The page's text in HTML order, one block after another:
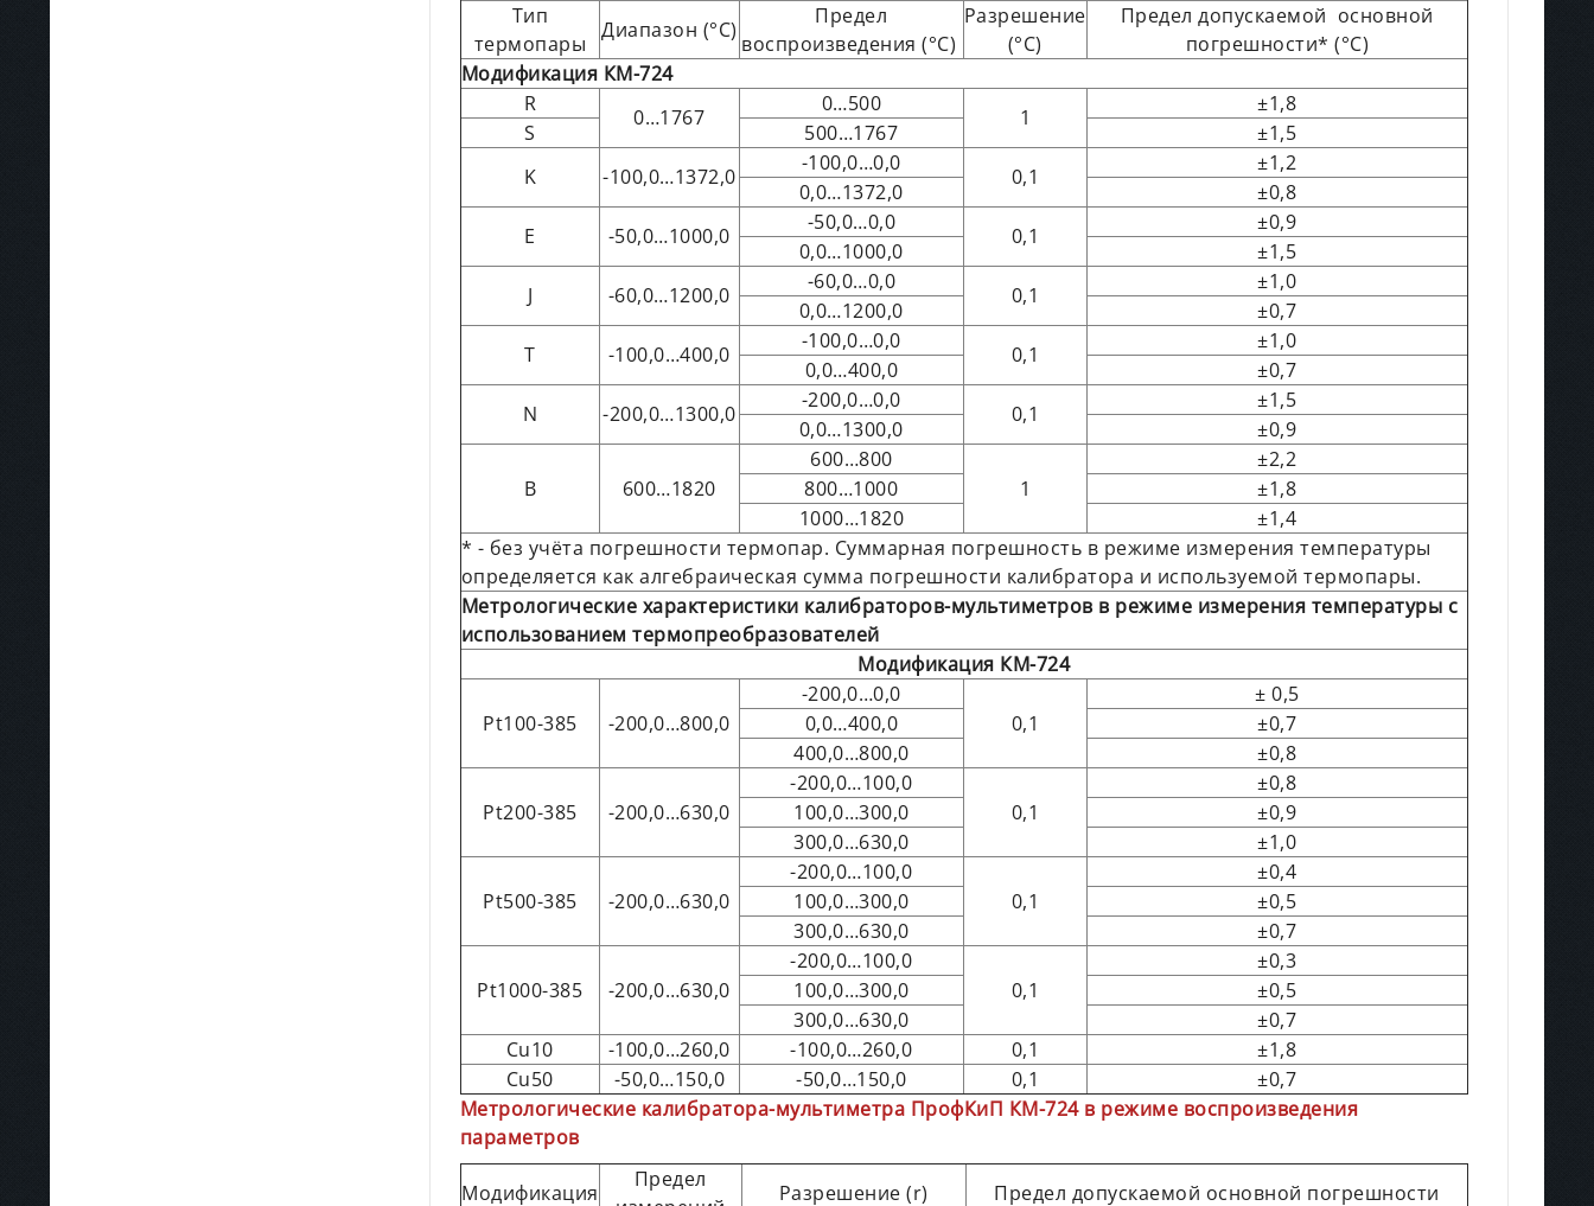
Тип
термопары
Диапазон (°C)
Предел
воспроизведения (°С)
Разрешение
(°С)
Предел допускаемой основной
погрешности* (°С)
Модификация КМ-724
R
0…1767
0…500
1
±1,8
S
500…1767
±1,5
K
-100,0…1372,0
-100,0…0,0
0,1
±1,2
0,0…1372,0
±0,8
E
-50,0…1000,0
-50,0…0,0
0,1
±0,9
0,0…1000,0
±1,5
J
-60,0…1200,0
-60,0…0,0
0,1
±1,0
0,0…1200,0
±0,7
T
-100,0…400,0
-100,0…0,0
0,1
±1,0
0,0…400,0
±0,7
N
-200,0…1300,0
-200,0…0,0
0,1
±1,5
0,0…1300,0
±0,9
B 600…1820
600…800
1
±2,2
800…1000
±1,8
1000…1820
±1,4
* - без учёта погрешности термопар. Суммарная погрешность в режиме измерения температуры
определяется как алгебраическая сумма погрешности калибратора и используемой термопары.
Метрологические характеристики калибраторов-мультиметров в режиме измерения температуры с
использованием термопреобразователей
Модификация КМ-724
Pt100-385 -200,0…800,0
-200,0…0,0
0,1
± 0,5
0,0…400,0
±0,7
400,0…800,0
±0,8
Pt200-385 -200,0…630,0
-200,0…100,0
0,1
±0,8
100,0…300,0
±0,9
300,0…630,0
±1,0
Pt500-385 -200,0…630,0
-200,0…100,0
0,1
±0,4
100,0…300,0
±0,5
300,0…630,0
±0,7
Pt1000-385 -200,0…630,0
-200,0…100,0
0,1
±0,3
100,0…300,0
±0,5
300,0…630,0
±0,7
Cu10
-100,0…260,0 -100,0…260,0 0,1
±1,8
Cu50
-50,0…150,0 -50,0…150,0 0,1
±0,7
Метрологические калибратора-мультиметра ПрофКиП КМ-724 в режиме воспроизведения
параметров
Модификация
Предел
Разрешение (r) Предел допускаемой основной погрешности